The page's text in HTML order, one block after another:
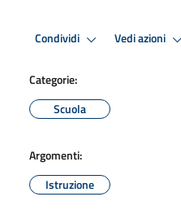
Condividi Vedi azioni
Categorie:
Scuola
Argomenti:
Istruzione